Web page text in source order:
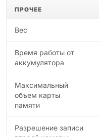
ПРОЧЕЕ
Вес
Время работы от
аккумулятора
Максимальный
объем карты
памяти
Разрешение записи